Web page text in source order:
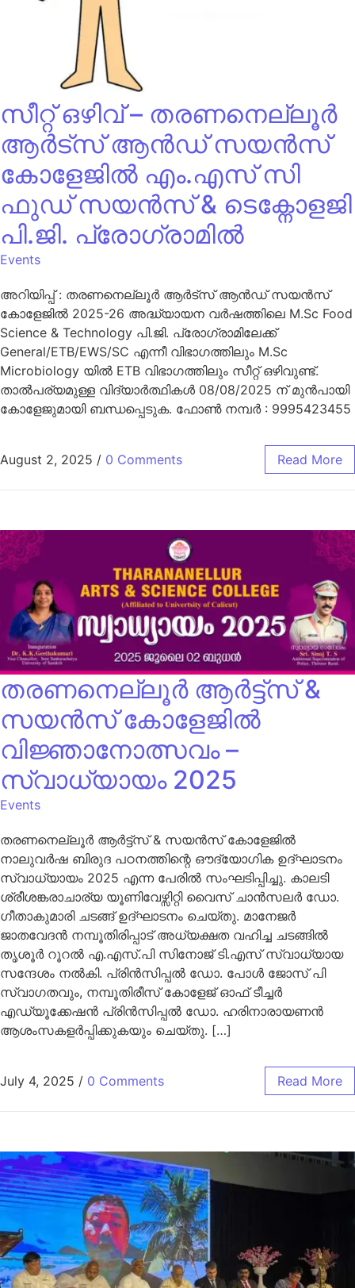
സീറ്റ് ഒഴിവ് – തരണനെല്ലൂർ
ആർട്സ് ആൻഡ് സയൻസ്
കോളേജിൽ എം.എസ് സി
ഫുഡ് സയൻസ് & ടെക്നോളജി
പി.ജി. പ്രോഗ്രാമിൽ
Events
അറിയിപ്പ് : തരണനെല്ലൂർ ആർട്സ് ആൻഡ് സയൻസ്
കോളേജിൽ 2025-26 അദ്ധ്യായന വർഷത്തിലെ M.Sc Food
Science & Technology പി.ജി. പ്രോഗ്രാമിലേക്ക്
General/ETB/EWS/SC എന്നീ വിഭാഗത്തിലും M.Sc
Microbiology യിൽ ETB വിഭാഗത്തിലും സീറ്റ് ഒഴിവുണ്ട്.
താൽപര്യമുള്ള വിദ്യാർത്ഥികൾ 08/08/2025 ന് മുൻപായി
കോളേജുമായി ബന്ധപ്പെടുക. ഫോൺ നമ്പർ : 9995423455
August 2, 2025 / 0 Comments Read More
തരണനെല്ലൂർ ആർട്ട്സ് &
സയൻസ് കോളേജിൽ
വിജ്ഞാനോത്സവം –
സ്വാധ്യായം 2025
Events
തരണനെല്ലൂർ ആർട്ട്സ് & സയൻസ് കോളേജിൽ
നാലുവർഷ ബിരുദ പഠനത്തിന്റെ ഔദ്യോഗിക ഉദ്ഘാടനം
സ്വാധ്യായം 2025 എന്ന പേരിൽ സംഘടിപ്പിച്ചു. കാലടി
ശ്രീശങ്കരാചാര്യ യൂണിവേഴ്സിറ്റി വൈസ് ചാൻസലർ ഡോ.
ഗീതാകുമാരി ചടങ്ങ് ഉദ്ഘാടനം ചെയ്തു. മാനേജർ
ജാതവേദൻ നമ്പൂതിരിപ്പാട് അധ്യക്ഷത വഹിച്ച ചടങ്ങിൽ
തൃശൂർ റൂറൽ എ.എസ്.പി സിനോജ് ടി.എസ് സ്വാധ്യായ
സന്ദേശം നൽകി. പ്രിൻസിപ്പൽ ഡോ. പോൾ ജോസ് പി
സ്വാഗതവും, നമ്പൂതിരീസ്‌ കോളേജ് ഓഫ് ടീച്ചർ
എഡ്യൂക്കേഷൻ പ്രിൻസിപ്പൽ ഡോ. ഹരിനാരായണൻ
ആശംസകളർപ്പിക്കുകയും ചെയ്തു. […]
July 4, 2025 / 0 Comments Read More